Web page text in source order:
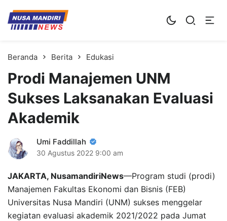
Kampus Digital Bisnis
Universitas Nusa Mandiri
Beranda Berita Edukasi
Prodi Manajemen UNM
Sukses Laksanakan Evaluasi
Akademik
Umi Faddillah
30 Agustus 2022 9:00 am
JAKARTA, NusamandiriNews—Program studi (prodi)
Manajemen Fakultas Ekonomi dan Bisnis (FEB)
Universitas Nusa Mandiri (UNM) sukses menggelar
kegiatan evaluasi akademik 2021/2022 pada Jumat